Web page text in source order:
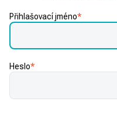
Přihlašovací jméno*
Heslo*